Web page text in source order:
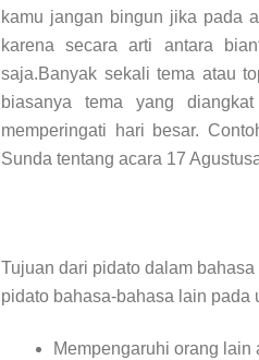
kamu jangan bingun jika pada
karena secara arti antara
saja.Banyak sekali tema atau
biasanya tema yang
memperingati hari besar.
Sunda tentang acara 17
Tujuan dari pidato dalam
pidato bahasa-bahasa lain pada
Mempengaruhi orang lain